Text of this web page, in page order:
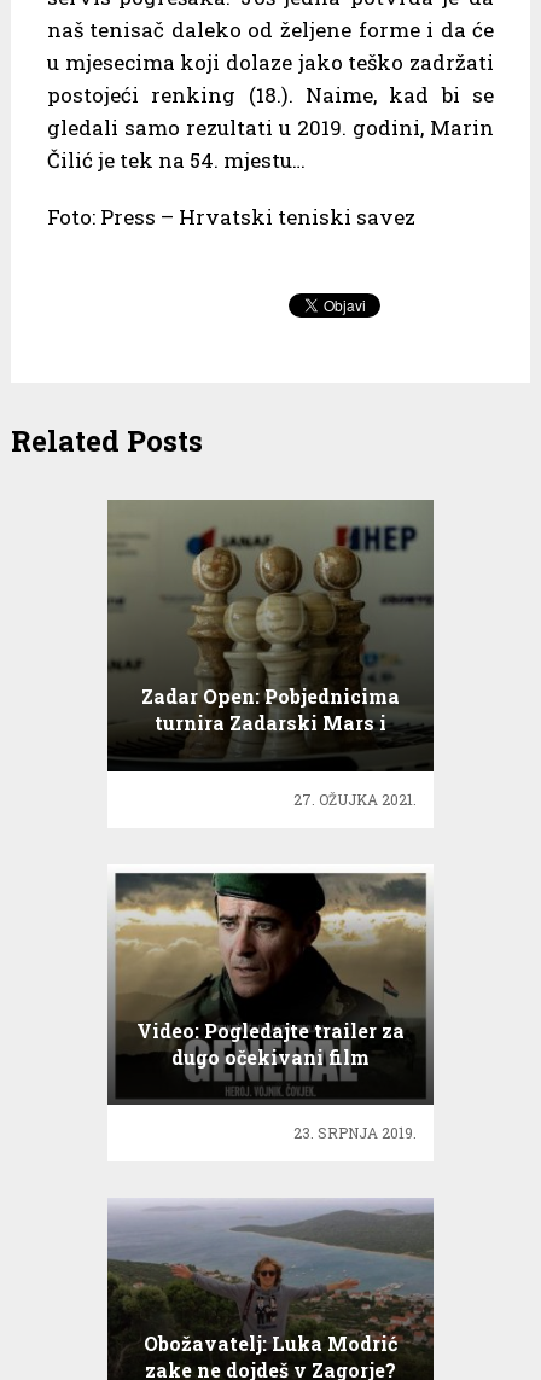
naš tenisač daleko od željene forme i da će
u mjesecima koji dolaze jako teško zadržati
postojeći renking (18.). Naime, kad bi se
gledali samo rezultati u 2019. godini, Marin
Čilić je tek na 54. mjestu…
Foto: Press – Hrvatski teniski savez
Related Posts
Zadar Open: Pobjednicima
turnira Zadarski Mars i
Zadarski Jupiter
27. OŽUJKA 2021.
Video: Pogledajte trailer za
dugo očekivani film
General
23. SRPNJA 2019.
Obožavatelj: Luka Modrić
zake ne dojdeš v Zagorje?